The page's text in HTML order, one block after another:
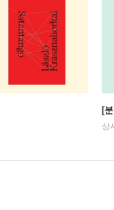
[
상